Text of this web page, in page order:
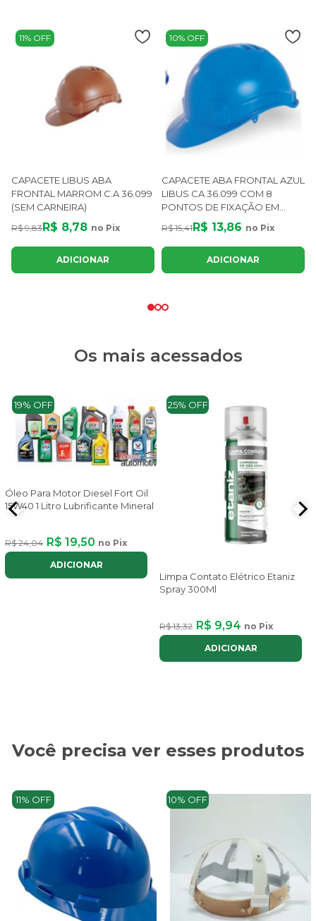
11% OFF
CAPACETE LIBUS ABA
FRONTAL MARROM C.A 36.099
(SEM CARNEIRA)
R$ 9,83 R$ 8,78 no Pix
ADICIONAR
10% OFF
CAPACETE ABA FRONTAL AZUL
LIBUS CA 36.099 COM 8
PONTOS DE FIXAÇÃO EM
POLIETILENO
R$ 15,41 R$ 13,86 no Pix
ADICIONAR
Os mais acessados
19% OFF
Óleo Para Motor Diesel Fort Oil
15W40 1 Litro Lubrificante Mineral
R$ 24,04 R$ 19,50 no Pix
ADICIONAR
25% OFF
Limpa Contato Elétrico Etaniz
Spray 300Ml
R$ 13,32 R$ 9,94 no Pix
ADICIONAR
Você precisa ver esses produtos
11% OFF 10% OFF